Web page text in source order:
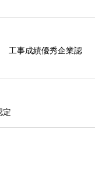
事成績優秀企業認
定